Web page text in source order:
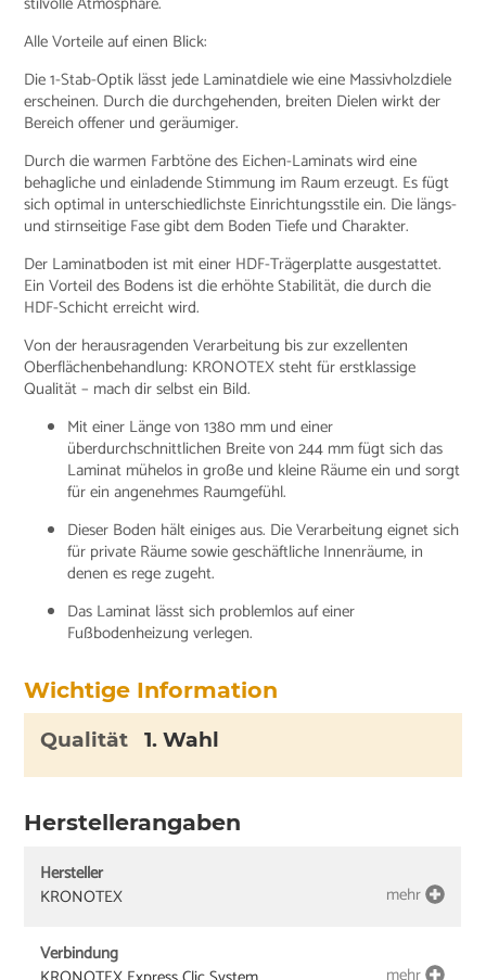
Alle Vorteile auf einen Blick:
Die 1-Stab-Optik lässt jede Laminatdiele wie eine Massivholzdiele
erscheinen. Durch die durchgehenden, breiten Dielen wirkt der
Bereich offener und geräumiger.
Durch die warmen Farbtöne des Eichen-Laminats wird eine
behagliche und einladende Stimmung im Raum erzeugt. Es fügt
sich optimal in unterschiedlichste Einrichtungsstile ein. Die längs-
und stirnseitige Fase gibt dem Boden Tiefe und Charakter.
Der Laminatboden ist mit einer HDF-Trägerplatte ausgestattet.
Ein Vorteil des Bodens ist die erhöhte Stabilität, die durch die
HDF-Schicht erreicht wird.
Von der herausragenden Verarbeitung bis zur exzellenten
Oberflächenbehandlung: KRONOTEX steht für erstklassige
Qualität – mach dir selbst ein Bild.
Mit einer Länge von 1380 mm und einer
überdurchschnittlichen Breite von 244 mm fügt sich das
Laminat mühelos in große und kleine Räume ein und sorgt
für ein angenehmes Raumgefühl.
Dieser Boden hält einiges aus. Die Verarbeitung eignet sich
für private Räume sowie geschäftliche Innenräume, in
denen es rege zugeht.
Das Laminat lässt sich problemlos auf einer
Fußbodenheizung verlegen.
Wichtige Information
Qualität 1. Wahl
Herstellerangaben
Hersteller
KRONOTEX
mehr
Verbindung